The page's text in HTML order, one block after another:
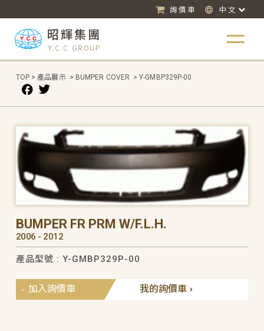
詢價車 中文
昭輝集團
Y.C.C GROUP
TOP > 產品展示 > BUMPER COVER > Y-GMBP329P-00
BUMPER FR PRM W/F.L.H.
2006 - 2012
產品型號 : Y-GMBP329P-00
我的詢價車
加入詢價車